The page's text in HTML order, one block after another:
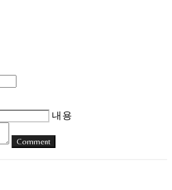
내용
Comment